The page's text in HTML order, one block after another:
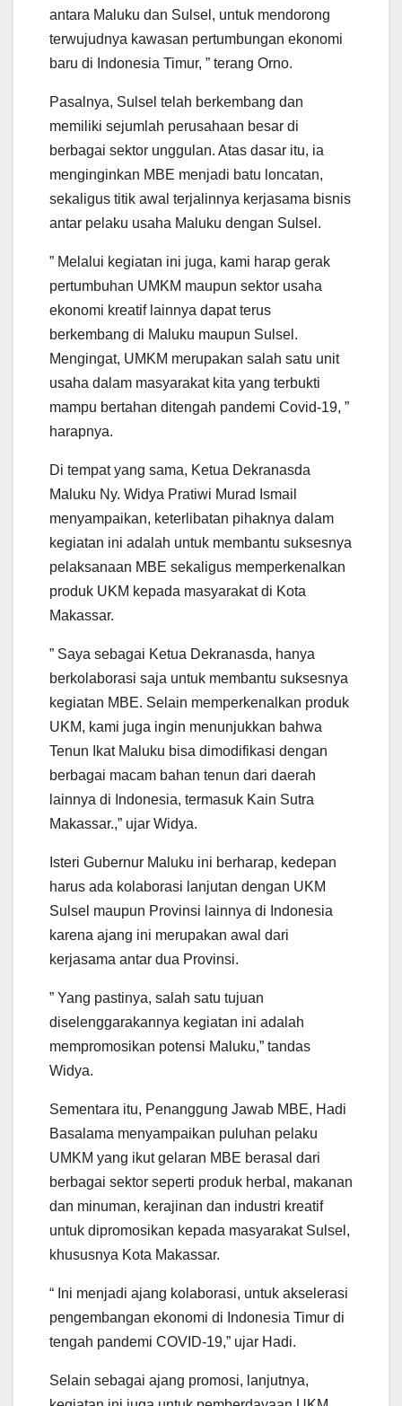
antara Maluku dan Sulsel, untuk mendorong
terwujudnya kawasan pertumbungan ekonomi
baru di Indonesia Timur, ” terang Orno.
Pasalnya, Sulsel telah berkembang dan
memiliki sejumlah perusahaan besar di
berbagai sektor unggulan. Atas dasar itu, ia
menginginkan MBE menjadi batu loncatan,
sekaligus titik awal terjalinnya kerjasama bisnis
antar pelaku usaha Maluku dengan Sulsel.
” Melalui kegiatan ini juga, kami harap gerak
pertumbuhan UMKM maupun sektor usaha
ekonomi kreatif lainnya dapat terus
berkembang di Maluku maupun Sulsel.
Mengingat, UMKM merupakan salah satu unit
usaha dalam masyarakat kita yang terbukti
mampu bertahan ditengah pandemi Covid-19, ”
harapnya.
Di tempat yang sama, Ketua Dekranasda
Maluku Ny. Widya Pratiwi Murad Ismail
menyampaikan, keterlibatan pihaknya dalam
kegiatan ini adalah untuk membantu suksesnya
pelaksanaan MBE sekaligus memperkenalkan
produk UKM kepada masyarakat di Kota
Makassar.
” Saya sebagai Ketua Dekranasda, hanya
berkolaborasi saja untuk membantu suksesnya
kegiatan MBE. Selain memperkenalkan produk
UKM, kami juga ingin menunjukkan bahwa
Tenun Ikat Maluku bisa dimodifikasi dengan
berbagai macam bahan tenun dari daerah
lainnya di Indonesia, termasuk Kain Sutra
Makassar.,” ujar Widya.
Isteri Gubernur Maluku ini berharap, kedepan
harus ada kolaborasi lanjutan dengan UKM
Sulsel maupun Provinsi lainnya di Indonesia
karena ajang ini merupakan awal dari
kerjasama antar dua Provinsi.
” Yang pastinya, salah satu tujuan
diselenggarakannya kegiatan ini adalah
mempromosikan potensi Maluku,” tandas
Widya.
Sementara itu, Penanggung Jawab MBE, Hadi
Basalama menyampaikan puluhan pelaku
UMKM yang ikut gelaran MBE berasal dari
berbagai sektor seperti produk herbal, makanan
dan minuman, kerajinan dan industri kreatif
untuk dipromosikan kepada masyarakat Sulsel,
khususnya Kota Makassar.
“ Ini menjadi ajang kolaborasi, untuk akselerasi
pengembangan ekonomi di Indonesia Timur di
tengah pandemi COVID-19,” ujar Hadi.
Selain sebagai ajang promosi, lanjutnya,